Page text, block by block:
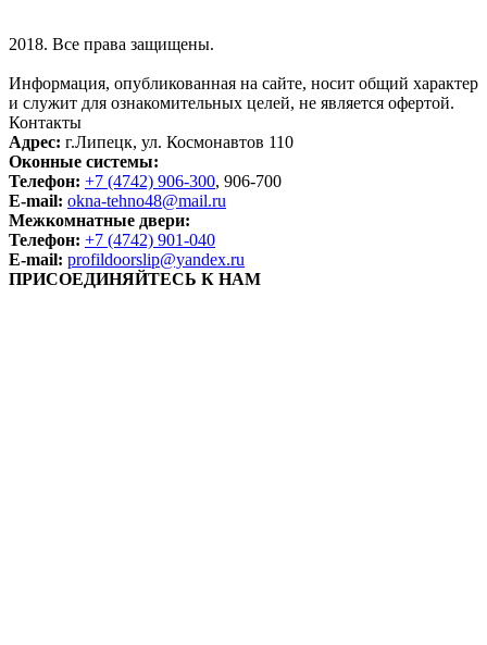
2018. Все права защищены.
Информация, опубликованная на сайте, носит общий характер
и служит для ознакомительных целей, не является офертой.
Контакты
Адрес: г.Липецк, ул. Космонавтов 110
Оконные системы:
Телефон: +7 (4742) 906-300, 906-700
E-mail: okna-tehno48@mail.ru
Межкомнатные двери:
Телефон: +7 (4742) 901-040
E-mail: profildoorslip@yandex.ru
ПРИСОЕДИНЯЙТЕСЬ К НАМ